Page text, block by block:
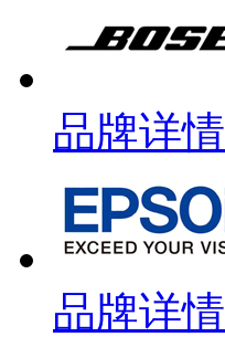
品牌详情
品牌详情